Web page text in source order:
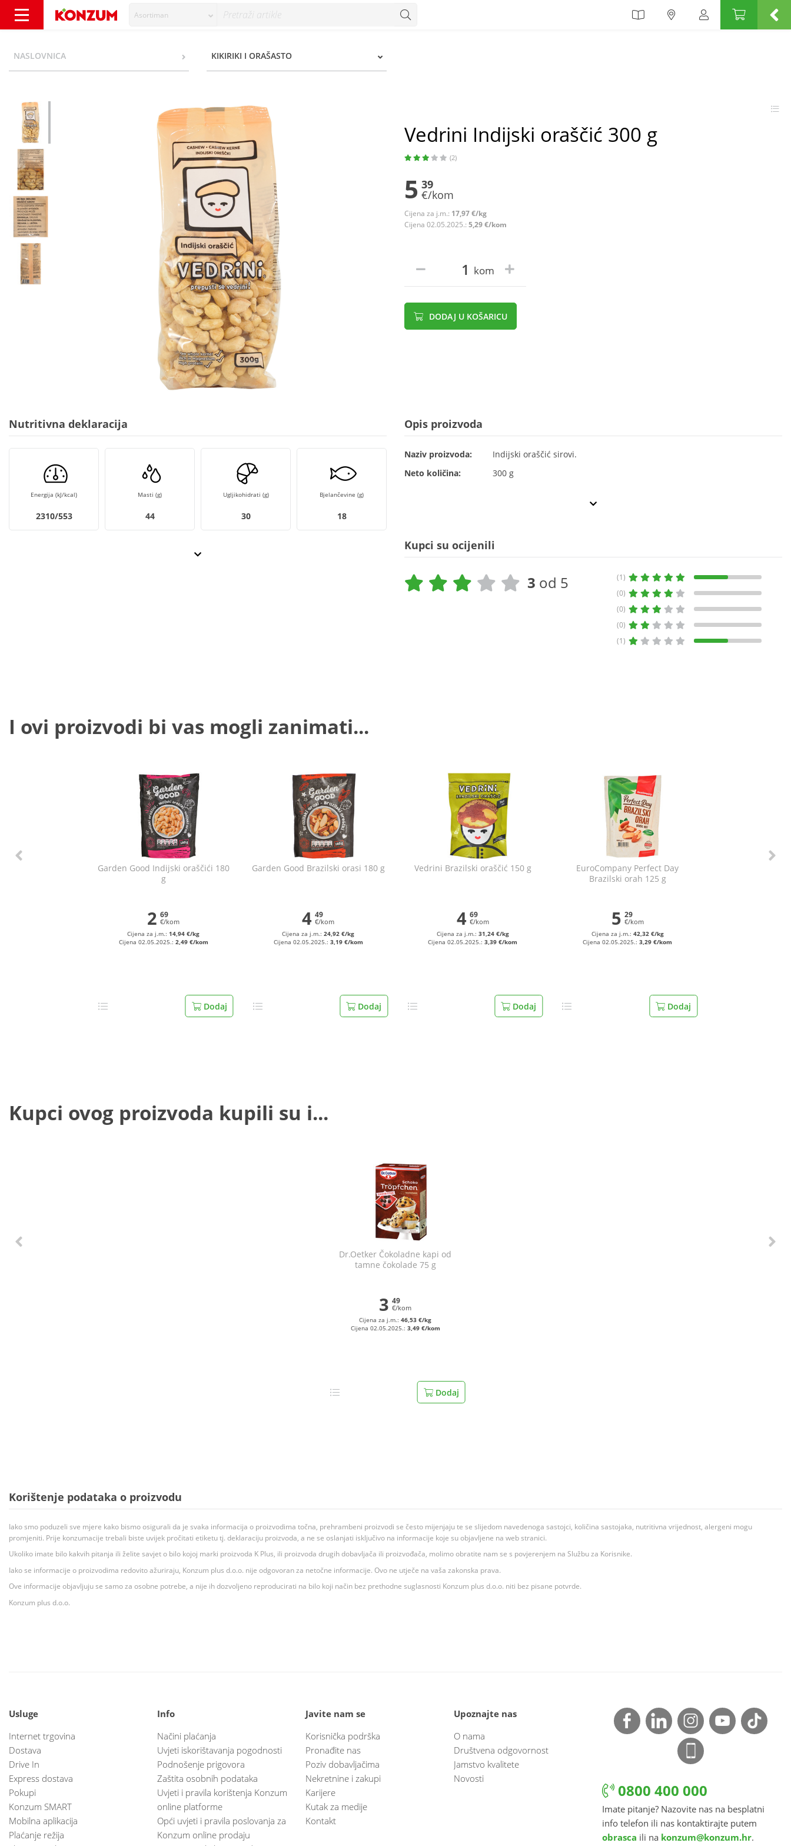
Asortiman
NASLOVNICA KIKIRIKI I ORAŠASTO
Vedrini Indijski oraščić 300 g
(2)
5 39
€/kom
Cijena za j.m.: 17,97 €/kg
Cijena 02.05.2025.: 5,29 €/kom
kom
DODAJ U KOŠARICU
Nutritivna deklaracija
Energija (kJ/kcal)
2310/553
Masti (g)
44
Ugljikohidrati (g)
30
Bjelančevine (g)
18
Opis proizvoda
Naziv proizvoda:
Indijski oraščić sirovi.
Neto količina:
300 g
Kupci su ocijenili
3 od 5
(1)
(0)
(0)
(0)
(1)
I ovi proizvodi bi vas mogli zanimati...
Garden Good Indijski oraščići 180
g
2 69
€/kom
Cijena za j.m.:14,94 €/kg
Cijena 02.05.2025.: 2,49 €/kom
Dodaj
Garden Good Brazilski orasi 180 g
4 49
€/kom
Cijena za j.m.:24,92 €/kg
Cijena 02.05.2025.: 3,19 €/kom
Dodaj
Vedrini Brazilski oraščić 150 g
4 69
€/kom
Cijena za j.m.: 31,24 €/kg
Cijena 02.05.2025.:3,39 €/kom
Dodaj
EuroCompany Perfect Day
Brazilski orah 125 g
5 29
€/kom
Cijena za j.m.: 42,32 €/kg
Cijena 02.05.2025.:3,29 €/kom
Dodaj
Kupci ovog proizvoda kupili su i...
Dr.Oetker Čokoladne kapi od
tamne čokolade 75 g
3 49
€/kom
Cijena za j.m.:46,53 €/kg
Cijena 02.05.2025.: 3,49 €/kom
Dodaj
Korištenje podataka o proizvodu
Iako smo poduzeli sve mjere kako bismo osigurali da je svaka informacija o proizvodima točna, prehrambeni proizvodi se često mijenjaju te se slijedom navedenoga sastojci, količina sastojaka, nutritivna vrijednost, alergeni mogu
promjeniti. Prije konzumacije trebali biste uvijek pročitati etiketu tj. deklaraciju proizvoda, a ne se oslanjati isključivo na informacije koje su objavljene na web stranici.
Ukoliko imate bilo kakvih pitanja ili želite savjet o bilo kojoj marki proizvoda K Plus, ili proizvoda drugih dobavljača ili proizvođača, molimo obratite nam se s povjerenjem na Službu za Korisnike.
Iako se informacije o proizvodima redovito ažuriraju, Konzum plus d.o.o. nije odgovoran za netočne informacije. Ovo ne utječe na vaša zakonska prava.
Ove informacije objavljuju se samo za osobne potrebe, a nije ih dozvoljeno reproducirati na bilo koji način bez prethodne suglasnosti Konzum plus d.o.o. niti bez pisane potvrde.
Konzum plus d.o.o.
Usluge
Internet trgovina
Dostava
Drive In
Express dostava
Pokupi
Konzum SMART
Mobilna aplikacija
Plaćanje režija
Info
Načini plaćanja
Uvjeti iskorištavanja pogodnosti
Podnošenje prigovora
Zaštita osobnih podataka
Uvjeti i pravila korištenja Konzum
online platforme
Opći uvjeti i pravila poslovanja za
Konzum online prodaju
Javite nam se
Korisnička podrška
Pronađite nas
Poziv dobavljačima
Nekretnine i zakupi
Karijere
Kutak za medije
Kontakt
Upoznajte nas
O nama
Društvena odgovornost
Jamstvo kvalitete
Novosti
0800 400 000
Imate pitanje? Nazovite nas na besplatni
info telefon ili nas kontaktirajte putem
obrasca ili na konzum@konzum.hr.